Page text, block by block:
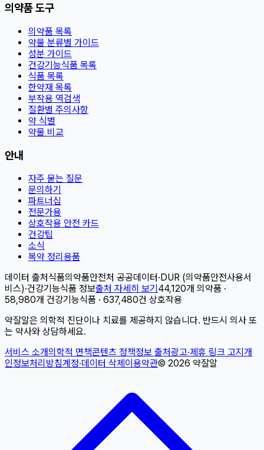
의약품 도구
의약품 목록
약물 분류별 가이드
성분 가이드
건강기능식품 목록
식품 목록
한약재 목록
부작용 역검색
질환별 주의사항
약 식별
약물 비교
안내
자주 묻는 질문
문의하기
파트너십
전문가용
상호작용 안전 카드
건강팁
소식
복약 정리용품
데이터 출처 식품의약품안전처 공공데이터 · DUR (의약품안전사용서
비스)·건강기능식품 정보출처 자세히 보기 44,120개 의약품 ·
58,980개 건강기능식품 · 637,480건 상호작용
약잘알은 의학적 진단이나 치료를 제공하지 않습니다. 반드시 의사 또
는 약사와 상담하세요.
서비스 소개의학적 면책콘텐츠 정책정보 출처광고·제휴 링크 고지 개
인정보처리방침계정·데이터 삭제 이용약관© 2026 약잘알